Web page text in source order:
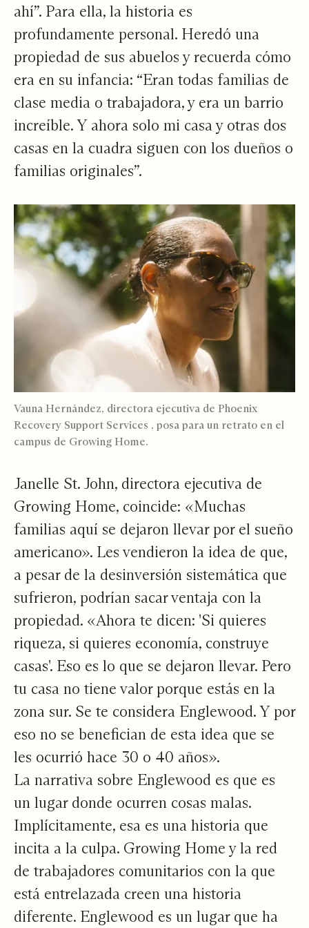
ahí”. Para ella, la historia es
profundamente personal. Heredó una
propiedad de sus abuelos y recuerda cómo
era en su infancia: “Eran todas familias de
clase media o trabajadora, y era un barrio
increíble. Y ahora solo mi casa y otras dos
casas en la cuadra siguen con los dueños o
familias originales”.
Vauna Hernández, directora ejecutiva de Phoenix
Recovery Support Services , posa para un retrato en el
campus de Growing Home.
Janelle St. John, directora ejecutiva de
Growing Home, coincide: «Muchas
familias aquí se dejaron llevar por el sueño
americano». Les vendieron la idea de que,
a pesar de la desinversión sistemática que
sufrieron, podrían sacar ventaja con la
propiedad. «Ahora te dicen: 'Si quieres
riqueza, si quieres economía, construye
casas'. Eso es lo que se dejaron llevar. Pero
tu casa no tiene valor porque estás en la
zona sur. Se te considera Englewood. Y por
eso no se benefician de esta idea que se
les ocurrió hace 30 o 40 años».
La narrativa sobre Englewood es que es
un lugar donde ocurren cosas malas.
Implícitamente, esa es una historia que
incita a la culpa. Growing Home y la red
de trabajadores comunitarios con la que
está entrelazada creen una historia
diferente. Englewood es un lugar que ha